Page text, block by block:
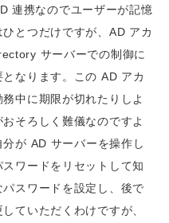
連携なのでユーザーが記憶
とつだけですが、AD アカ
サーバーでの制御に
なります。この AD アカ
中に期限が切れたりしよ
そろしく難儀なのですよ
が AD サーバーを操作し
ワードをリセットして知
スワードを設定し、後で
ていただくわけですが、